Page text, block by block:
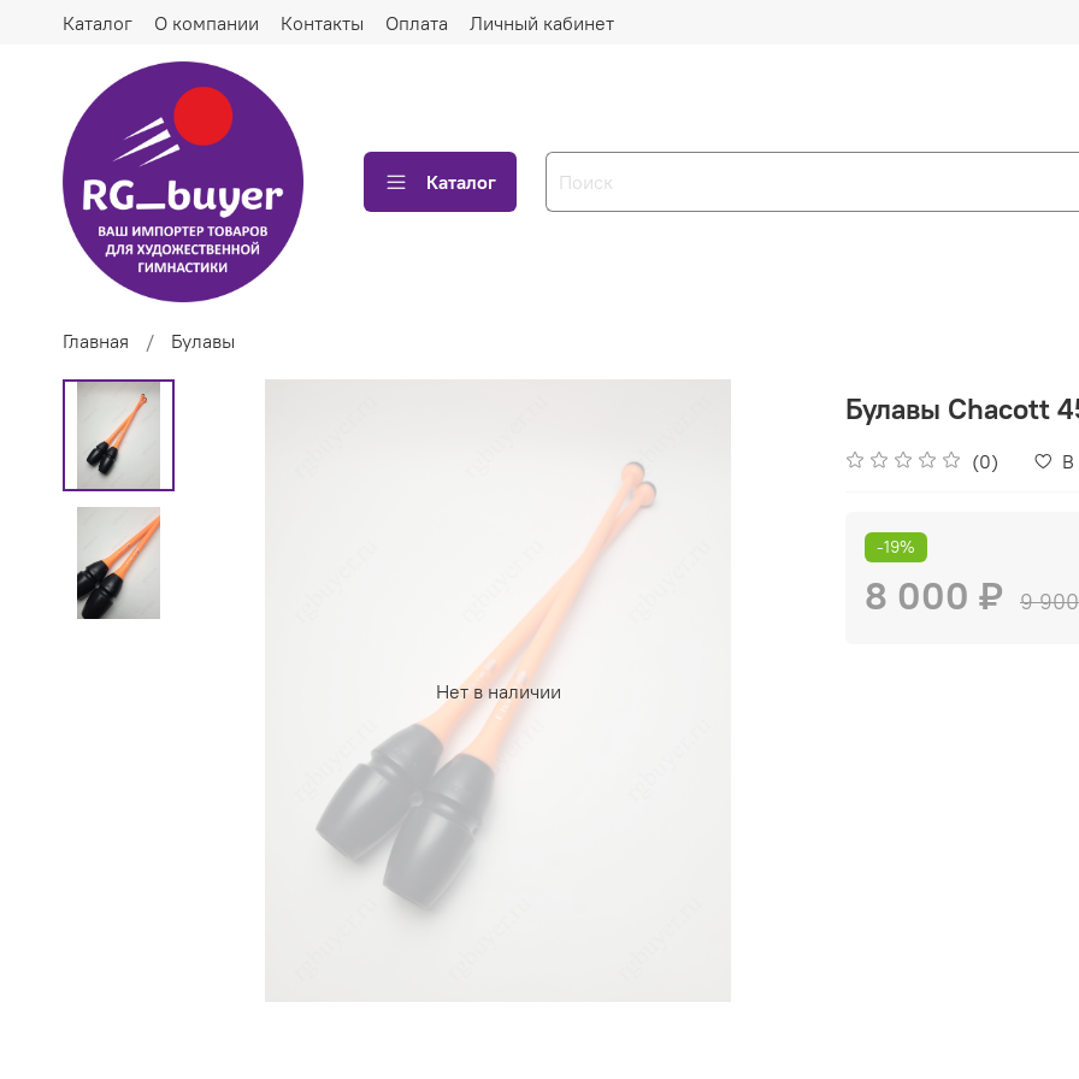
Каталог О компании Контакты Оплата Личный кабинет
Каталог
Главная Булавы
Нет в наличии
Булавы Chacott
(0) В
-19%
8 000 ₽ 9